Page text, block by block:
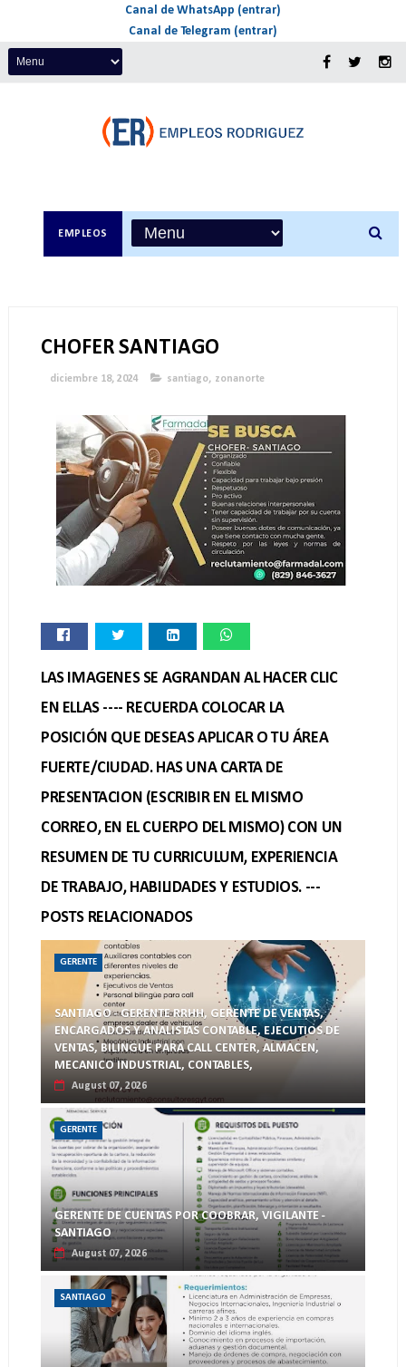
Canal de WhatsApp (entrar)
Canal de Telegram (entrar)
EMPLEOS
CHOFER SANTIAGO
diciembre 18, 2024 santiago, zonanorte
LAS IMAGENES SE AGRANDAN AL HACER CLIC
EN ELLAS ---- RECUERDA COLOCAR LA
POSICIÓN QUE DESEAS APLICAR O TU ÁREA
FUERTE/CIUDAD. HAS UNA CARTA DE
PRESENTACION (ESCRIBIR EN EL MISMO
CORREO, EN EL CUERPO DEL MISMO) CON UN
RESUMEN DE TU CURRICULUM, EXPERIENCIA
DE TRABAJO, HABILIDADES Y ESTUDIOS. ---
POSTS RELACIONADOS
GERENTE
SANTIAGO - GERENTE RRHH, GERENTE DE VENTAS,
ENCARGADOS Y ANALISTAS CONTABLE, EJECUTIOS DE
VENTAS, BILINGUE PARA CALL CENTER, ALMACEN,
MECANICO INDUSTRIAL, CONTABLES,
August 07, 2026
GERENTE
GERENTE DE CUENTAS POR COOBRAR, VIGILANTE -
SANTIAGO
August 07, 2026
SANTIAGO